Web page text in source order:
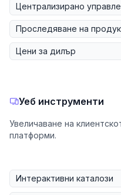
Централизирано
Проследяване на
Цени за дилър
Уеб инструменти
Увеличаване на
платформи.
Интерактивни каталози